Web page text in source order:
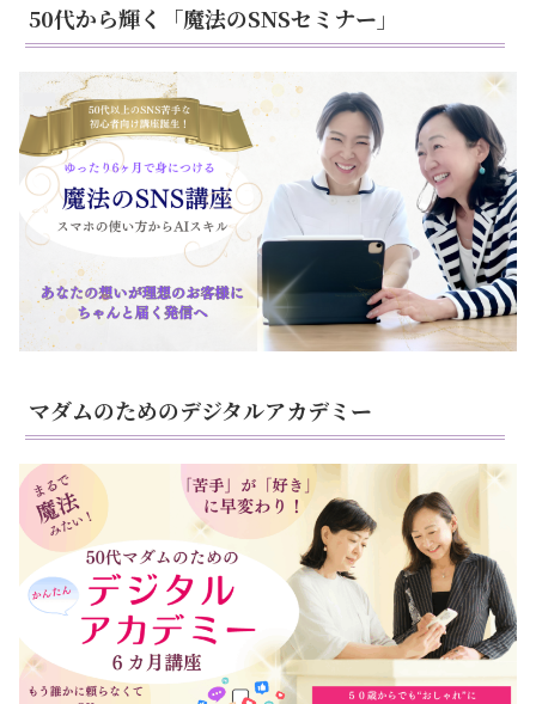
50代から輝く「魔法のSNSセミナー」
マダムのためのデジタルアカデミー